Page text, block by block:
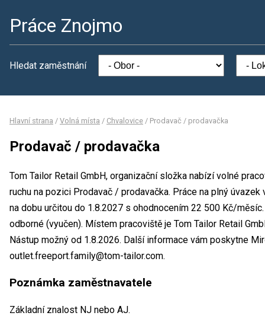
Práce Znojmo
Hledat zaměstnání
Hlavní strana / Volná místa / Chvalovice / Prodavač / prodavačka
Prodavač / prodavačka
Tom Tailor Retail GmbH, organizační složka nabízí volné
ruchu na pozici Prodavač / prodavačka. Práce na plný
na dobu určitou do 1.8.2027 s ohodnocením 22 500 Kč/
odborné (vyučen). Místem pracoviště je Tom Tailor Retail
Nástup možný od 1.8.2026. Další informace vám poskytne
outlet.freeport.family@tom-tailor.com.
Poznámka zaměstnavatele
Základní znalost NJ nebo AJ.